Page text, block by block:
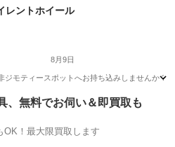
レントホイール
8月9日
ティースポットへお持ち込みしませんか？
、無料でお伺い＆即買取も
OK！最大限買取します